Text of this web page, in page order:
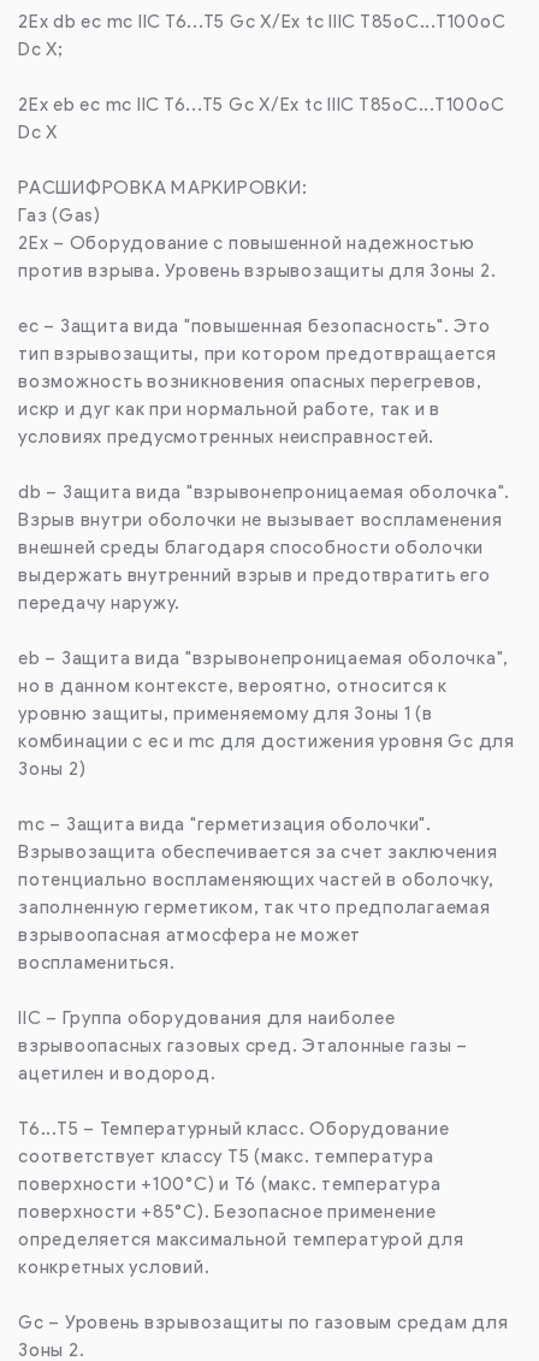
2Ex db ec mc IIC T6...T5 Gc X/Ex tc IIIC T85oC...T100oC
Dc X;
2Ex eb ec mc IIC T6...T5 Gc X/Ex tc IIIC T85oC...T100oC
Dc X
РАСШИФРОВКА МАРКИРОВКИ:
Газ (Gas)
2Ex – Оборудование с повышенной надежностью
против взрыва. Уровень взрывозащиты для Зоны 2.
ec – Защита вида "повышенная безопасность". Это
тип взрывозащиты, при котором предотвращается
возможность возникновения опасных перегревов,
искр и дуг как при нормальной работе, так и в
условиях предусмотренных неисправностей.
db – Защита вида "взрывонепроницаемая оболочка".
Взрыв внутри оболочки не вызывает воспламенения
внешней среды благодаря способности оболочки
выдержать внутренний взрыв и предотвратить его
передачу наружу.
eb – Защита вида "взрывонепроницаемая оболочка",
но в данном контексте, вероятно, относится к
уровню защиты, применяемому для Зоны 1 (в
комбинации с ec и mc для достижения уровня Gc для
Зоны 2)
mc – Защита вида "герметизация оболочки".
Взрывозащита обеспечивается за счет заключения
потенциально воспламеняющих частей в оболочку,
заполненную герметиком, так что предполагаемая
взрывоопасная атмосфера не может
воспламениться.
IIC – Группа оборудования для наиболее
взрывоопасных газовых сред. Эталонные газы –
ацетилен и водород.
T6...T5 – Температурный класс. Оборудование
соответствует классу T5 (макс. температура
поверхности +100°C) и T6 (макс. температура
поверхности +85°C). Безопасное применение
определяется максимальной температурой для
конкретных условий.
Gc – Уровень взрывозащиты по газовым средам для
Зоны 2.